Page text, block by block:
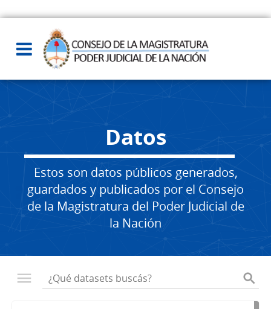
Datos
Estos son datos públicos generados,
guardados y publicados por el Consejo
de la Magistratura del Poder Judicial de
la Nación